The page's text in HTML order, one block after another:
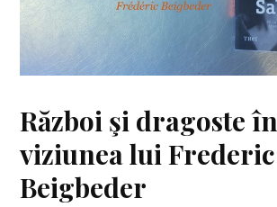
Război şi dragoste în
viziunea lui Frederic
Beigbeder